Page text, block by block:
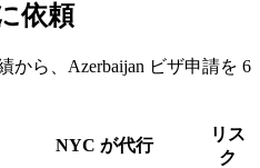
依頼
から、Azerbaijan ビザ申請を 6
NYC が代行
リス
ク